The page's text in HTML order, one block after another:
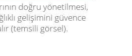
doğru yönetilmesi,
gelişimini güvence
(temsili görsel).